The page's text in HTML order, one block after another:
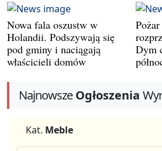
Nowa fala oszustw w
Holandii. Podszywają się
pod gminy i naciągają
właścicieli domów
Dym
NajnowszeOgłoszenia
Kat. Meble